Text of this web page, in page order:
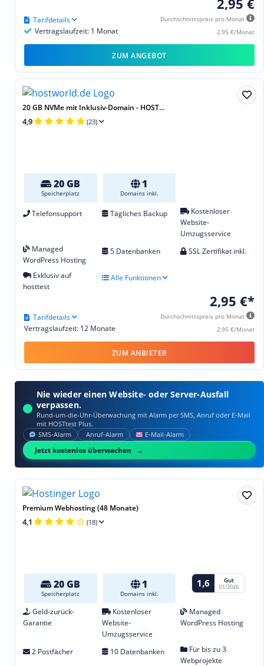
Durchschnittspreis pro Monat
2,95 €/Monat
Vertragslaufzeit: 1 Monat
Tarifdetails
ZUM ANGEBOT
20 GB NVMe mit Inklusiv-Domain - HOST...
4,9 (23)
20 GB
Speicherplatz
1
Domains inkl.
Telefonsupport Tägliches Backup
Kostenloser
Website-
Umzugsservice
Managed
WordPress Hosting
5 Datenbanken SSL Zertifikat inkl.
Exklusiv auf
hosttest
Alle Funktionen
2,95 €*
Durchschnittspreis pro Monat
2,95 €/Monat
Vertragslaufzeit: 12 Monate
Tarifdetails
ZUM ANBIETER
Nie wieder einen Website- oder Server-Ausfall
verpassen.
Rund-um-die-Uhr-Überwachung mit Alarm per SMS, Anruf oder E‑Mail
mit HOSTtest Plus.
SMS‑Alarm Anruf‑Alarm E‑Mail‑Alarm
Jetzt kostenlos überwachen
Premium Webhosting (48 Monate)
4,1 (18)
20 GB
Speicherplatz
1
Domains inkl.
1,6 Gut
01/2026
Geld-zurück-
Garantie
Kostenloser
Website-
Umzugsservice
Managed
WordPress Hosting
2 Postfächer 10 Datenbanken
Für bis zu 3
Webprojekte